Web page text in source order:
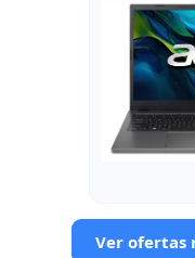
Ver ofertas